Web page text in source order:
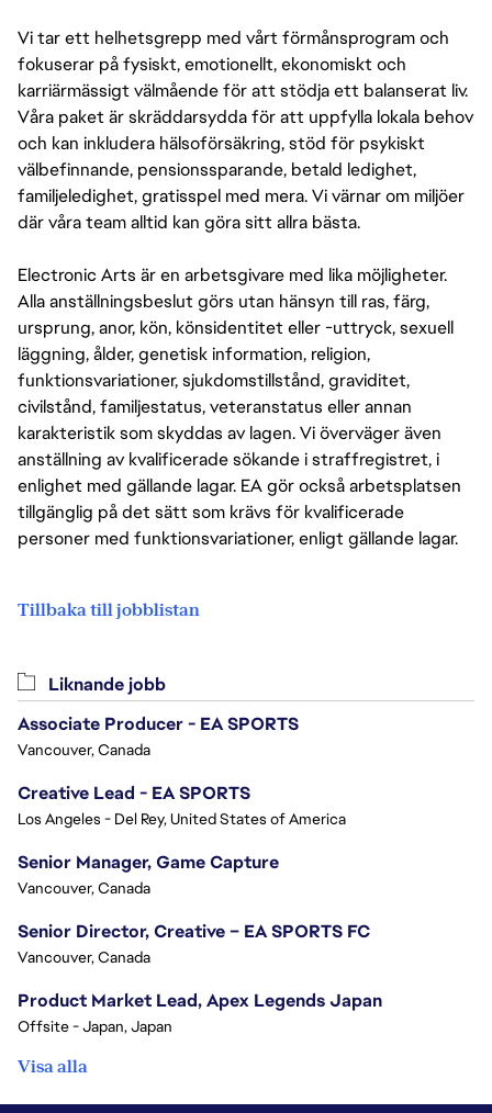
Vi tar ett helhetsgrepp med vårt förmånsprogram och
fokuserar på fysiskt, emotionellt, ekonomiskt och
karriärmässigt välmående för att stödja ett balanserat liv.
Våra paket är skräddarsydda för att uppfylla lokala behov
och kan inkludera hälsoförsäkring, stöd för psykiskt
välbefinnande, pensionssparande, betald ledighet,
familjeledighet, gratisspel med mera. Vi värnar om miljöer
där våra team alltid kan göra sitt allra bästa.
Electronic Arts är en arbetsgivare med lika möjligheter.
Alla anställningsbeslut görs utan hänsyn till ras, färg,
ursprung, anor, kön, könsidentitet eller -uttryck, sexuell
läggning, ålder, genetisk information, religion,
funktionsvariationer, sjukdomstillstånd, graviditet,
civilstånd, familjestatus, veteranstatus eller annan
karakteristik som skyddas av lagen. Vi överväger även
anställning av kvalificerade sökande i straffregistret, i
enlighet med gällande lagar. EA gör också arbetsplatsen
tillgänglig på det sätt som krävs för kvalificerade
personer med funktionsvariationer, enligt gällande lagar.
Tillbaka till jobblistan
Liknande jobb
Associate Producer - EA SPORTS
Vancouver, Canada
Creative Lead - EA SPORTS
Los Angeles - Del Rey, United States of America
Senior Manager, Game Capture
Vancouver, Canada
Senior Director, Creative – EA SPORTS FC
Vancouver, Canada
Product Market Lead, Apex Legends Japan
Offsite - Japan, Japan
Visa alla